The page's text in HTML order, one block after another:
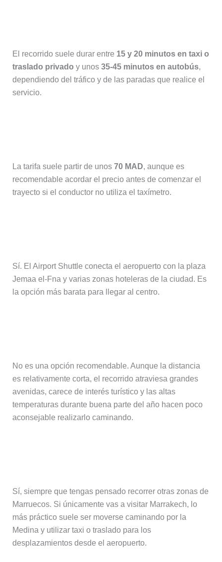
El recorrido suele durar entre 15 y 20 minutos en taxi o
traslado privado y unos 35-45 minutos en autobús,
dependiendo del tráfico y de las paradas que realice el
servicio.
La tarifa suele partir de unos 70 MAD, aunque es
recomendable acordar el precio antes de comenzar el
trayecto si el conductor no utiliza el taxímetro.
Sí. El Airport Shuttle conecta el aeropuerto con la plaza
Jemaa el-Fna y varias zonas hoteleras de la ciudad. Es
la opción más barata para llegar al centro.
No es una opción recomendable. Aunque la distancia
es relativamente corta, el recorrido atraviesa grandes
avenidas, carece de interés turístico y las altas
temperaturas durante buena parte del año hacen poco
aconsejable realizarlo caminando.
Sí, siempre que tengas pensado recorrer otras zonas de
Marruecos. Si únicamente vas a visitar Marrakech, lo
más práctico suele ser moverse caminando por la
Medina y utilizar taxi o traslado para los
desplazamientos desde el aeropuerto.